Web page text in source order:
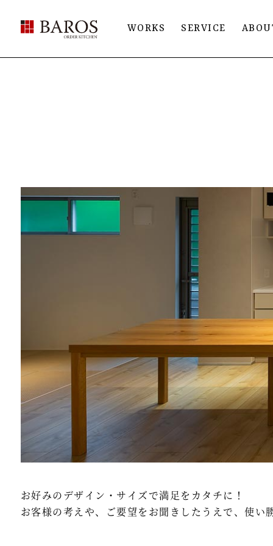
WORKS SERVICE
お好みのデザイン・サイズで満足をカタチに！
お客様の考えや、ご要望をお聞きしたうえで、使い